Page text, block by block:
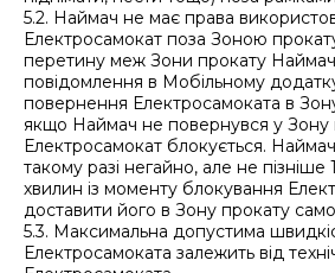
5.2. Наймач не має права
Електросамокат поза Зоною
перетину меж Зони прокату
повідомлення в Мобільному
повернення Електросамоката в
якщо Наймач не повернувся у Зону
Електросамокат блокується.
такому разі негайно, але не пізніше
хвилин із моменту блокування
доставити його в Зону прокату
5.3. Максимальна допустима
Електросамоката залежить від